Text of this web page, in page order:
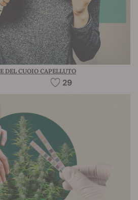
DEL CUOIO CAPELLUTO
29